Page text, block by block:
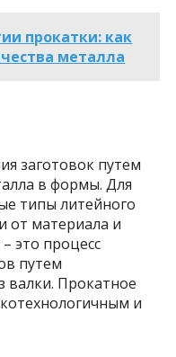
прокатки: как
металла
заготовок путем
в формы. Для
типы литейного
от материала и
это процесс
путем
валки. Прокатное
и